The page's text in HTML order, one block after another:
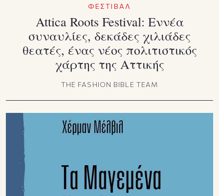
ΦΕΣΤΙΒΑΛ
Attica Roots Festival: Εννέα
συναυλίες, δεκάδες χιλιάδες
θεατές, ένας νέος πολιτιστικός
χάρτης της Αττικής
THE FASHION BIBLE TEAM